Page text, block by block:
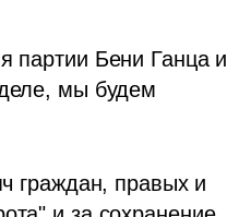
партии Бени Ганца и
мы будем
граждан, правых и